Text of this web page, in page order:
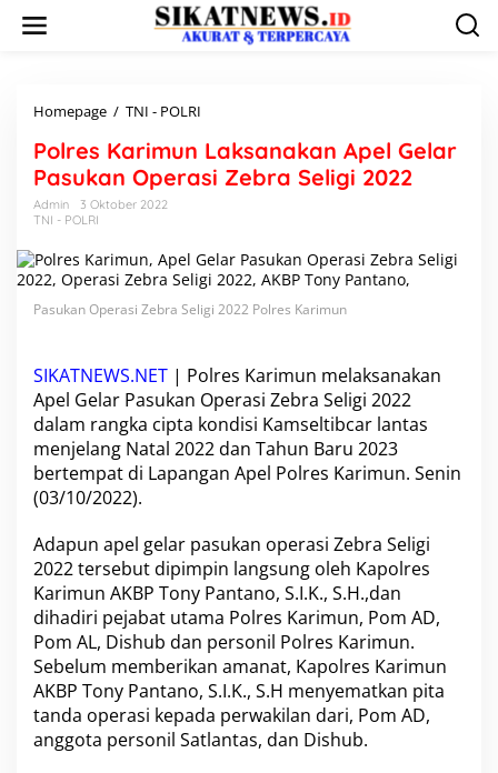
Homepage / TNI - POLRI
r
e
a
r
i
m
L
a
k
s
a
n
a
n
A
p
e
G
e
l
a
r
P
Polres Karimun Laksanakan Apel Gelar
Pasukan Operasi Zebra Seligi 2022
Admin
3 Oktober 2022
TNI - POLRI
Pasukan Operasi Zebra Seligi 2022 Polres Karimun
SIKATNEWS.NET | Polres Karimun melaksanakan
Apel Gelar Pasukan Operasi Zebra Seligi 2022
dalam rangka cipta kondisi Kamseltibcar lantas
menjelang Natal 2022 dan Tahun Baru 2023
bertempat di Lapangan Apel Polres Karimun. Senin
(03/10/2022).
Adapun apel gelar pasukan operasi Zebra Seligi
2022 tersebut dipimpin langsung oleh Kapolres
Karimun AKBP Tony Pantano, S.I.K., S.H.,dan
dihadiri pejabat utama Polres Karimun, Pom AD,
Pom AL, Dishub dan personil Polres Karimun.
Sebelum memberikan amanat, Kapolres Karimun
AKBP Tony Pantano, S.I.K., S.H menyematkan pita
tanda operasi kepada perwakilan dari, Pom AD,
anggota personil Satlantas, dan Dishub.